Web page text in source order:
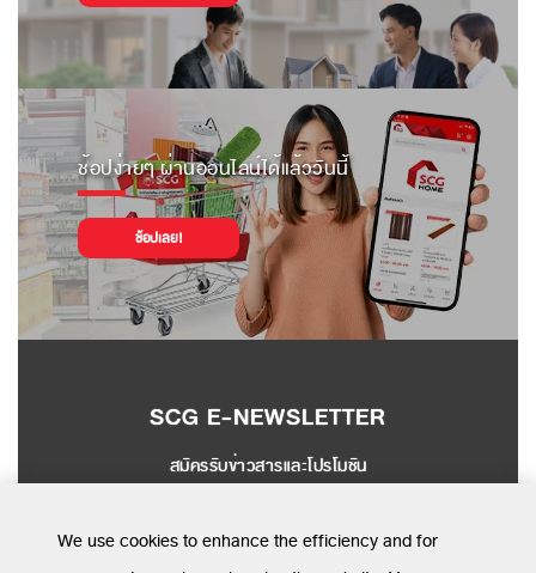
ช้อปง่ายๆ ผ่านออนไลน์ได้แล้ววันนี้
ช้อปเลย!
SCG E-NEWSLETTER
สมัครรับข่าวสารและโปรโมชัน
SEND
We use cookies to enhance the efficiency and for